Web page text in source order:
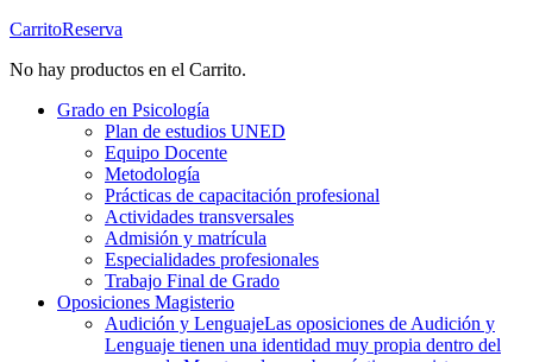
CarritoReserva
No hay productos en el Carrito.
Grado en Psicología
Plan de estudios UNED
Equipo Docente
Metodología
Prácticas de capacitación profesional
Actividades transversales
Admisión y matrícula
Especialidades profesionales
Trabajo Final de Grado
Oposiciones Magisterio
Audición y LenguajeLas oposiciones de Audición y
Lenguaje tienen una identidad muy propia dentro del